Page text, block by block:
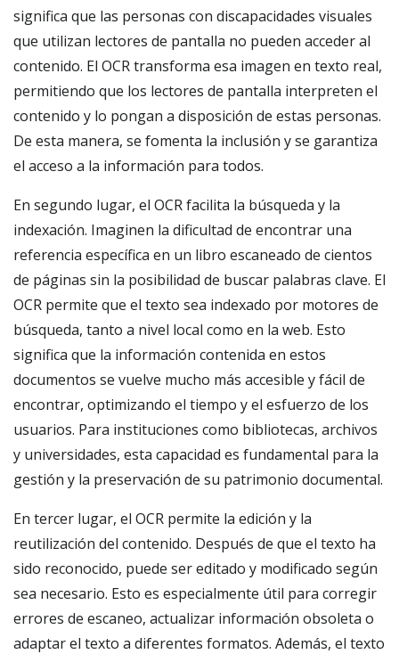
significa que las personas con discapacidades visuales
que utilizan lectores de pantalla no pueden acceder al
contenido. El OCR transforma esa imagen en texto real,
permitiendo que los lectores de pantalla interpreten el
contenido y lo pongan a disposición de estas personas.
De esta manera, se fomenta la inclusión y se garantiza
el acceso a la información para todos.
En segundo lugar, el OCR facilita la búsqueda y la
indexación. Imaginen la dificultad de encontrar una
referencia específica en un libro escaneado de cientos
de páginas sin la posibilidad de buscar palabras clave. El
OCR permite que el texto sea indexado por motores de
búsqueda, tanto a nivel local como en la web. Esto
significa que la información contenida en estos
documentos se vuelve mucho más accesible y fácil de
encontrar, optimizando el tiempo y el esfuerzo de los
usuarios. Para instituciones como bibliotecas, archivos
y universidades, esta capacidad es fundamental para la
gestión y la preservación de su patrimonio documental.
En tercer lugar, el OCR permite la edición y la
reutilización del contenido. Después de que el texto ha
sido reconocido, puede ser editado y modificado según
sea necesario. Esto es especialmente útil para corregir
errores de escaneo, actualizar información obsoleta o
adaptar el texto a diferentes formatos. Además, el texto